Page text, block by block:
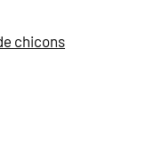
chicons